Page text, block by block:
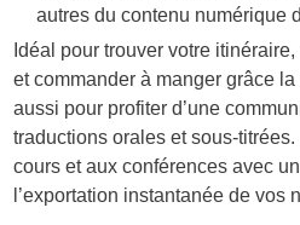
autres du contenu numérique
Idéal pour trouver votre
et commander à manger grâce
aussi pour profiter d’une
traductions orales et sous-
cours et aux conférences avec
l’exportation instantanée de vos